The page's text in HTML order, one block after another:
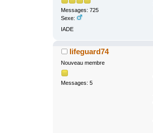
Messages: 725
Sexe:
IADE
lifeguard74
Nouveau membre
Messages: 5